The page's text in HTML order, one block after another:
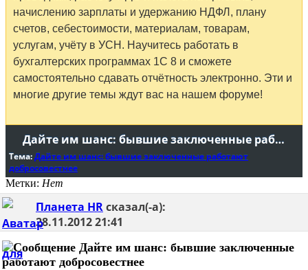
начислению зарплаты и удержанию НДФЛ, плану
счетов, себестоимости, материалам, товарам,
услугам, учёту в УСН. Научитесь работать в
бухгалтерских программах 1С 8 и сможете
самостоятельно сдавать отчётность электронно. Эти и
многие другие темы ждут вас на нашем форуме!
Дайте им шанс: бывшие заключенные работают добросовестнее
Тема:Дайте им шанс: бывшие заключенные работают
добросовестнее
Метки: Нет
Планета HRсказал(-а):
28.11.201221:41
Дайте им шанс: бывшие заключенные
работают добросовестнее